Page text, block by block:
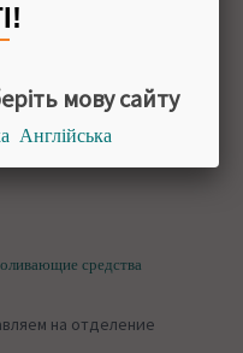
участок.
средства
на отделение
мову сайту
Англійська